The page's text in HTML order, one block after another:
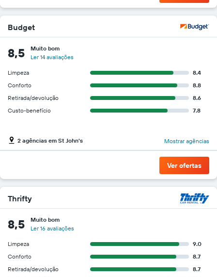
Budget
8,5
Muito bom
Ler 14 avaliações
Limpeza
8.4
Conforto
8.8
Retirada/devolução
8.6
Custo-benefício
7.8
2 agências em St John's Mostrar agências
Ver ofertas
Thrifty
8,5
Muito bom
Ler 16 avaliações
Limpeza
9.0
Conforto
8.7
Retirada/devolução
8.7